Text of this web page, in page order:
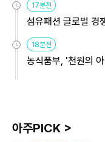
17분전
섬유패션 글로벌 경
18분전
농식품부, '천원의
아주PICK >